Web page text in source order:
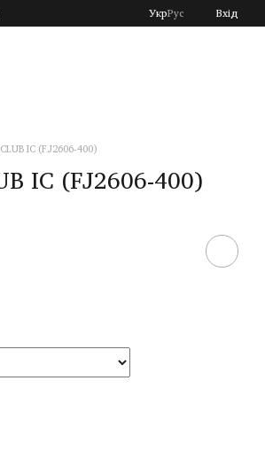
УкрРус Вхід
IC (FJ2606-400)
IC (FJ2606-400)